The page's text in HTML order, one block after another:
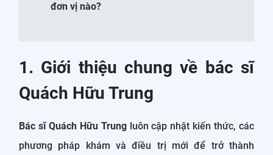
đơn vị nào?
1. Giới thiệu chung về bác sĩ
Quách Hữu Trung
Bác sĩ Quách Hữu Trungluôn cập nhật kiến thức, các
phương pháp khám và điều trị mới để trở thành